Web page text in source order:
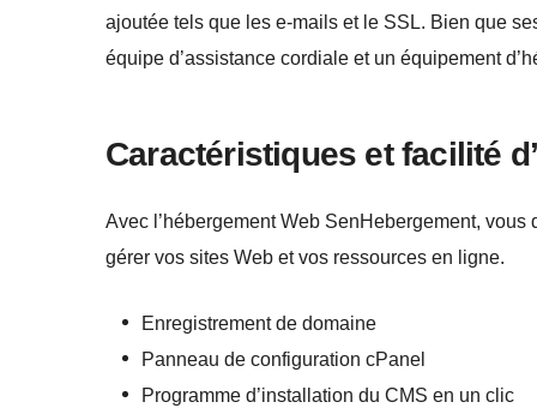
ajoutée tels que les e-mails et le SSL. Bien que
équipe d’assistance cordiale et un équipement
Caractéristiques et facilité
Avec l’hébergement Web SenHebergement,
gérer vos sites Web et vos ressources en ligne.
Enregistrement de domaine
Panneau de configuration cPanel
Programme d’installation du CMS en un clic